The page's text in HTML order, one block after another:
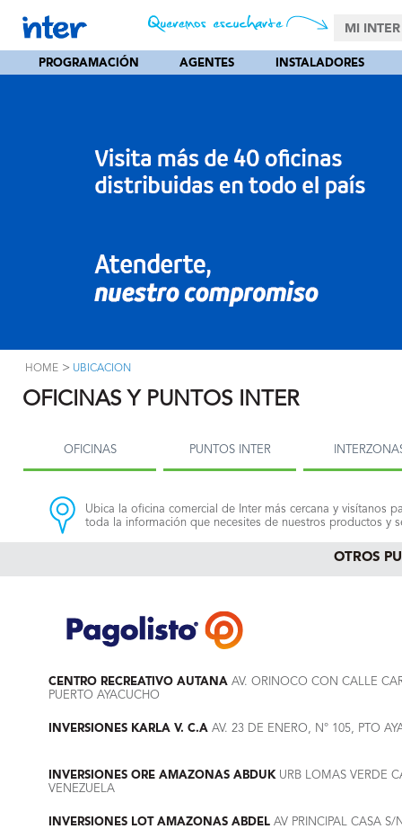
MI INTER
PROGRAMACIÓN AGENTES INSTALADORES
HOME > UBICACION
OFICINAS Y PUNTOS INTER
OFICINAS PUNTOS INTER
Ubica la oficina comercial de Inter más cercana y visítanos
toda la información que necesites de nuestros productos y
OTROS
CENTRO RECREATIVO AUTANA AV. ORINOCO CON CALLE
PUERTO AYACUCHO
INVERSIONES KARLA V. C.A AV. 23 DE ENERO, N° 105, PTO
INVERSIONES ORE AMAZONAS ABDUKURB LOMAS VERDE
VENEZUELA
INVERSIONES LOT AMAZONAS ABDEL AV PRINCIPAL CASA